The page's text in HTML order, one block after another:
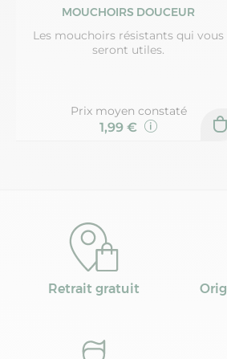
MOUCHOIRS DOUCEUR
Les mouchoirs résistants qui vous
seront utiles.
Prix moyen constaté
1,99 €
Retrait gratuit